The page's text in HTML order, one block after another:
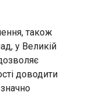
також
у Великій
доводити